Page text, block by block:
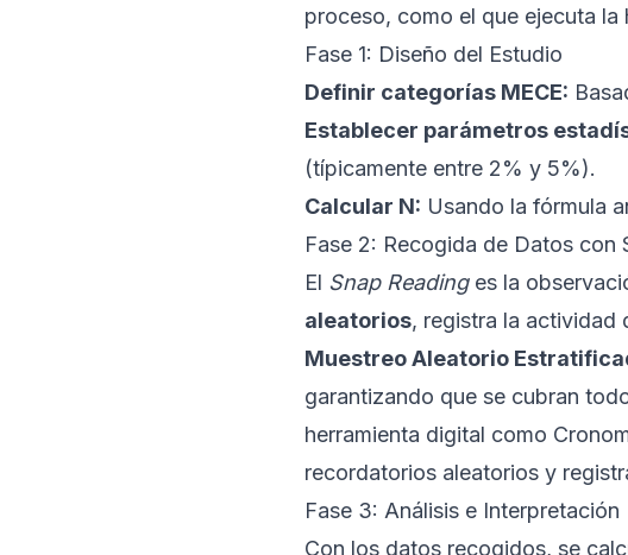
proceso, como el que ejecuta la
Fase 1: Diseño del Estudio
Definir categorías MECE:
Establecer parámetros
(típicamente entre 2% y 5%).
Calcular N: Usando la fórmula
Fase 2: Recogida de Datos con
El Snap Readinges la
aleatorios, registra la actividad
Muestreo Aleatorio
garantizando que se cubran
herramienta digital como
recordatorios aleatorios y
Fase 3: Análisis e Interpretación
Con los datos recogidos, se